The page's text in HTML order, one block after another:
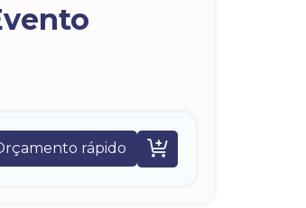
rápido 